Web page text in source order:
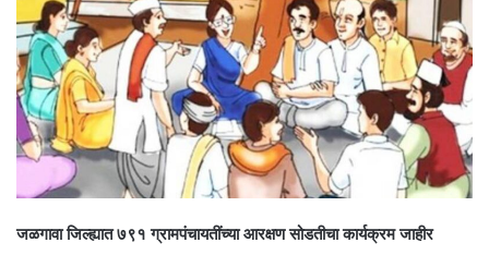
जळगावा जिल्ह्यात ७९१ ग्रामपंचायतींच्या आरक्षण सोडतीचा कार्यक्रम जाहीर